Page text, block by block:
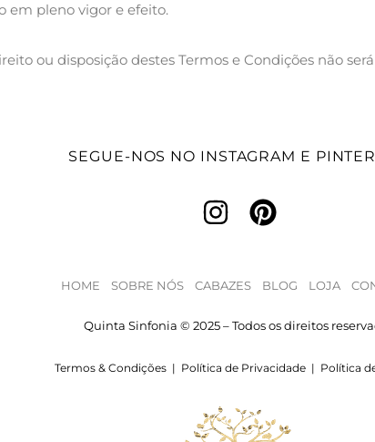
em pleno vigor e efeito.
ou disposição destes Termos e Condições não
SEGUE-NOS NO INSTAGRAM E
HOME SOBRE NÓS CABAZES BLOG LOJA
Quinta Sinfonia © 2025 – Todos os direitos
Termos & Condições | Política de Privacidade | Política